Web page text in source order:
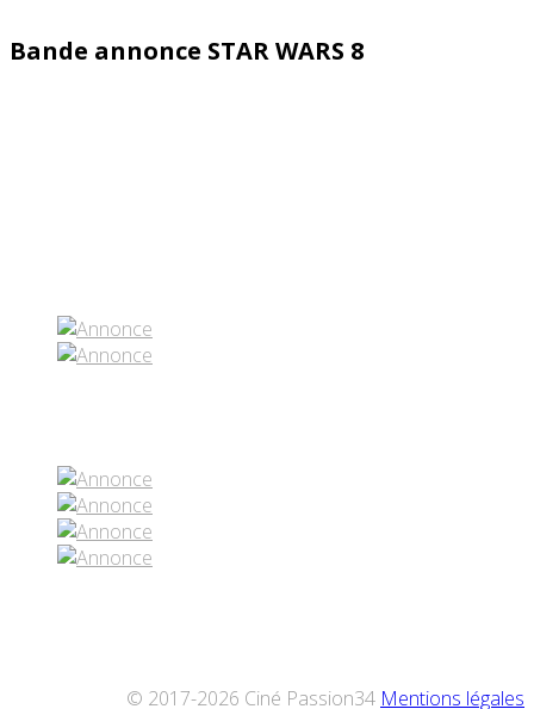
Bande annonce STAR WARS 8
© 2017-2026 Ciné Passion34 Mentions légales